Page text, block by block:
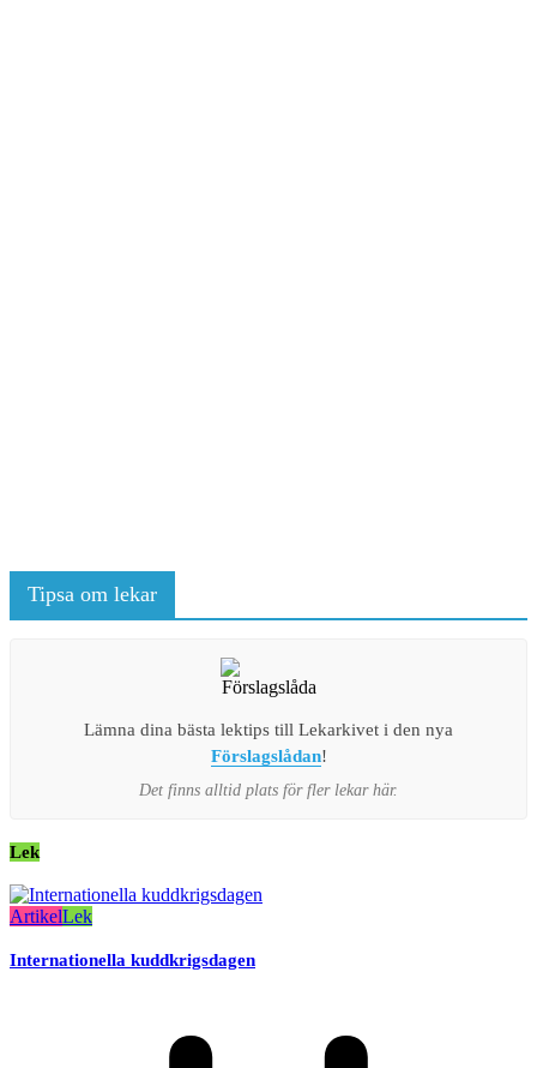
Tipsa om lekar
Lämna dina bästa lektips till Lekarkivet i den nya
Förslagslådan!
Det finns alltid plats för fler lekar här.
Lek
ArtikelLek
Internationella kuddkrigsdagen